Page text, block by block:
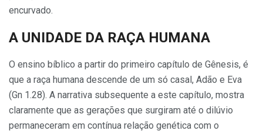
encurvado.
A UNIDADE DA RAÇA HU­MANA
O ensino bíblico a partir do pri­meiro capítulo de Gênesis, é
que a raça humana descende de um só ca­sal, Adão e Eva
(Gn 1.28). A narra­tiva subsequente a este capítulo, mostra
claramente que as gerações que surgiram até o dilúvio
permane­ceram em contínua relação genética com o